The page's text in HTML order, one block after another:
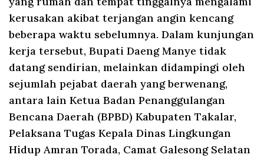
kerusakan akibat terjangan angin kencang
beberapa waktu sebelumnya. Dalam kunjungan
kerja tersebut, Bupati Daeng Manye tidak
datang sendirian, melainkan didampingi oleh
sejumlah pejabat daerah yang berwenang,
antara lain Ketua Badan Penanggulangan
Bencana Daerah (BPBD) Kabupaten Takalar,
Pelaksana Tugas Kepala Dinas Lingkungan
Hidup Amran Torada, Camat Galesong Selatan